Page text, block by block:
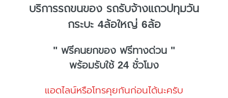
บริการรถขนของ รถรับจ้างแถวปทุมวัน
กระบะ 4ล้อใหญ่ 6ล้อ
" ฟรีคนยกของ ฟรีทางด่วน "
พร้อมรับใช้ 24 ชั่วโมง
แอดไลน์หรือโทรคุยกันก่อนได้นะครับ